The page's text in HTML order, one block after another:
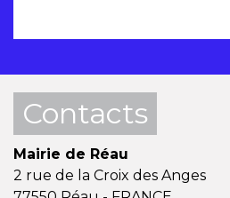
Contacts
Mairie de Réau
2 rue de la Croix des Anges